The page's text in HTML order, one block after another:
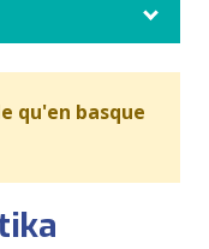
qu'en basque